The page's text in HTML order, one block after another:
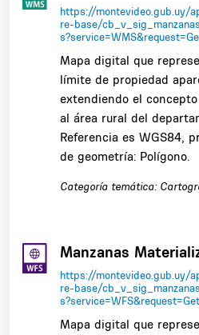
https://montevideo.gub.uy/
re-base/
Mapa digital que
límite de propiedad
extendiendo el
al área rural del
Referencia es WGS84,
de geometría: Polígono.
Categoría temática:
Manzanas
https://montevideo.gub.uy/
re-base/
Mapa digital que